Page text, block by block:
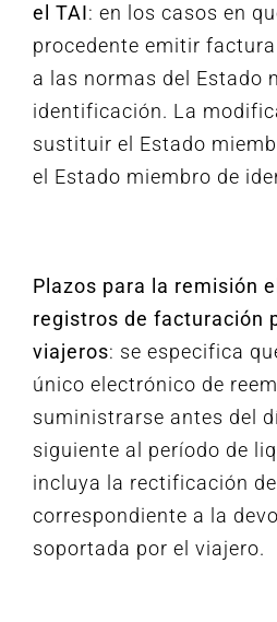
el TAI: en los casos en
procedente emitir
a las normas del Estado
identificación. La
sustituir el Estado
el Estado miembro de
Plazos para la remisión
registros de facturación
viajeros: se especifica
único electrónico de
suministrarse antes del
siguiente al período de
incluya la rectificación
correspondiente a la
soportada por el viajero.